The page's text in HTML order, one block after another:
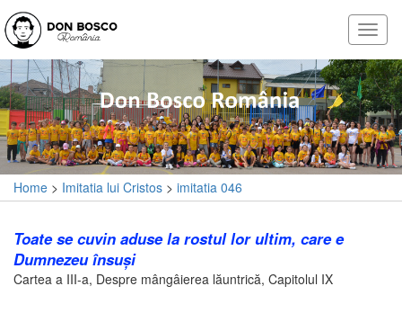
Home > Imitatia lui Cristos > imitatia 046
Toate se cuvin aduse la rostul lor ultim, care e
Dumnezeu însuşi
Cartea a III-a, Despre mângâierea lăuntrică, Capitolul IX